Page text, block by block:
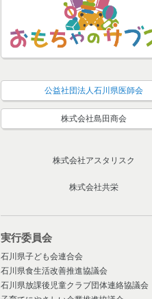
公益社団法人石川県医師会
株式会社島田商会
株式会社アスタリスク
株式会社共栄
実行委員会
石川県子ども会連合会
石川県食生活改善推進協議会
石川県放課後児童クラブ団体連絡協議会